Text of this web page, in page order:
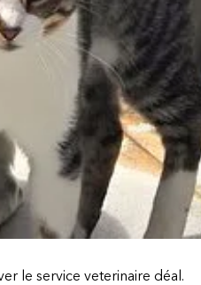
le service veterinaire déal.